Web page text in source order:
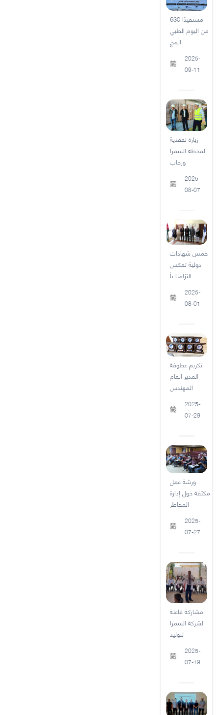
630 مستفيدًا
من اليوم الطبي
المج
2025-
09-11
زيارة تفقدية
لمحطة السمرا
ورحاب
2025-
08-07
خمس شهادات
دولية تعكس
التزامنا بأ
2025-
08-01
تكريم عطوفة
المدير العام
المهندس
2025-
07-29
ورشة عمل
مكثفة حول إدارة
المخاطر
2025-
07-27
مشاركة فاعلة
لشركة السمرا
لتوليد
2025-
07-19